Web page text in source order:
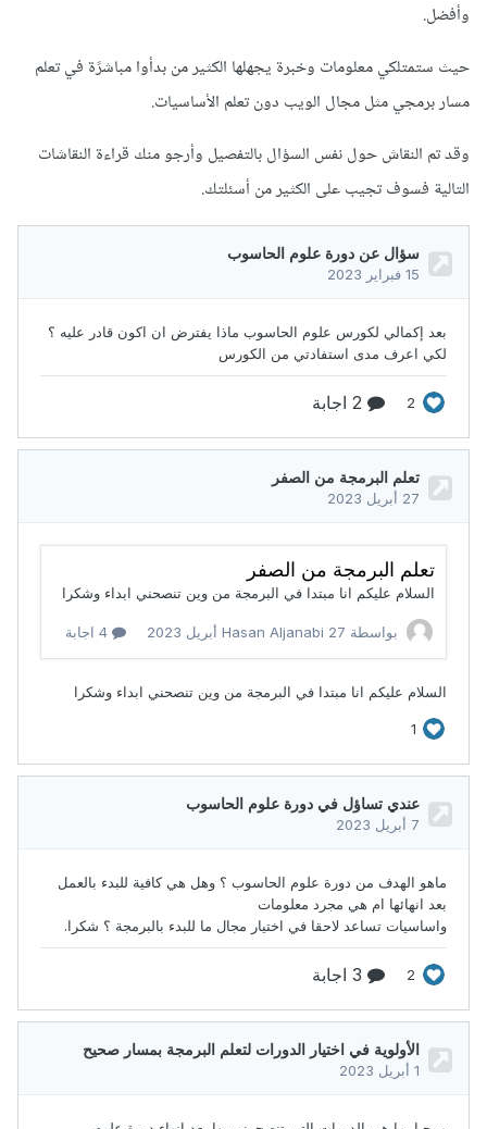
وأفضل.
حيث ستمتلكي معلومات وخبرة يجهلها الكثير من بدأوا مباشرًة في تعلم
مسار برمجي مثل مجال الويب دون تعلم الأساسيات.
وقد تم النقاش حول نفس السؤال بالتفصيل وأرجو منك قراءة النقاشات
التالية فسوف تجيب على الكثير من أسئلتك.